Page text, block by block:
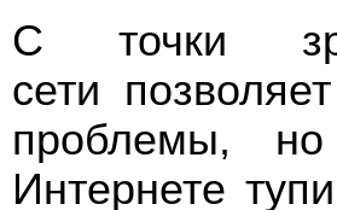
С точки
сети
проблемы,
Интернете